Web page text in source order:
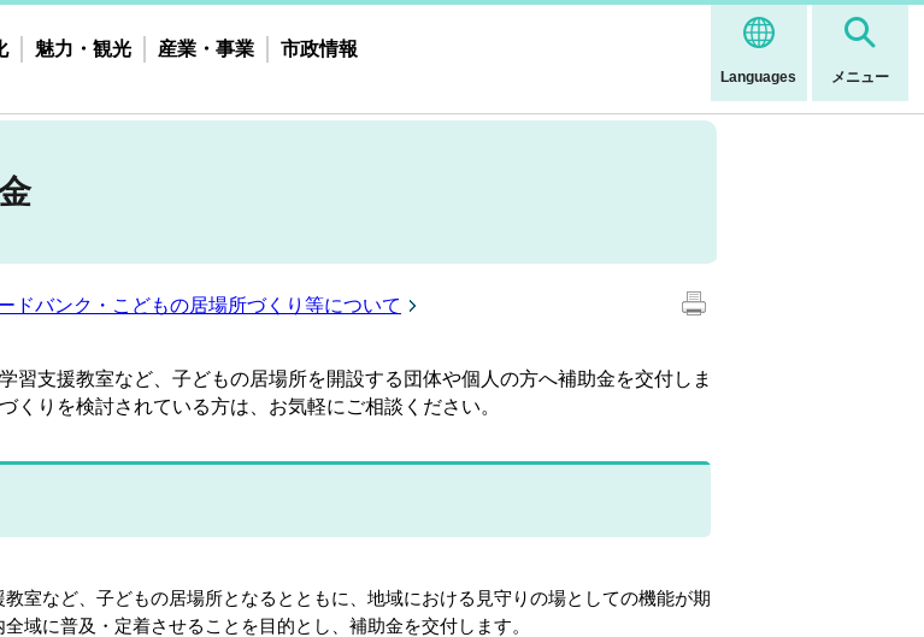
Languages メニュー
魅力・観光 産業・事業 市政情報
ドバンク・こどもの居場所づくり等について
習支援教室など、子どもの居場所を開設する団体や個人の方へ補助金を交付しま
くりを検討されている方は、お気軽にご相談ください。
室など、子どもの居場所となるとともに、地域における見守りの場としての機能が期
域に普及・定着させることを目的とし、補助金を交付します。